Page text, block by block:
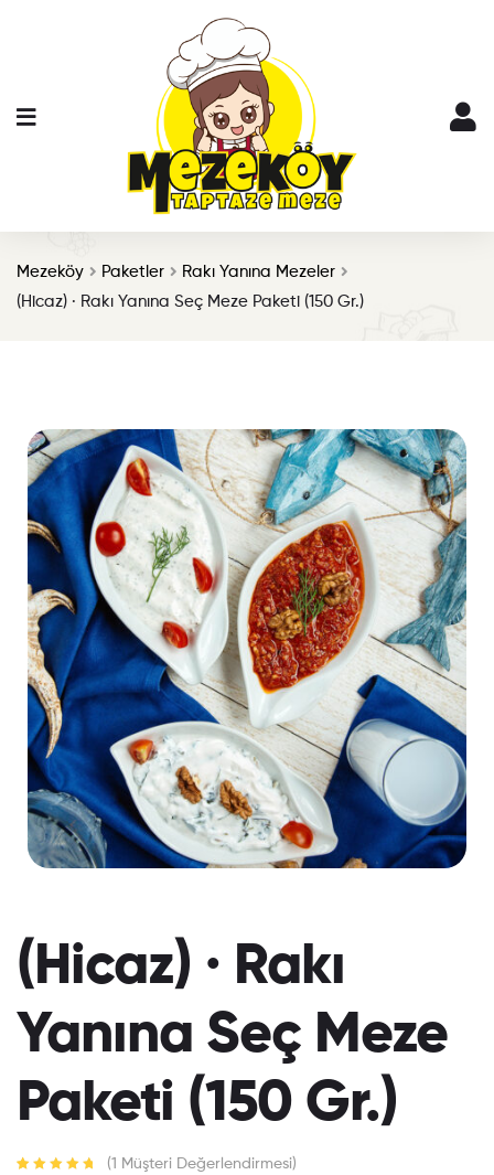
Mezeköy Paketler
Rakı Yanına Mezeler
(Hicaz) · Rakı Yanına Seç Meze Paketi (150 Gr.)
(Hicaz) · Rakı
Yanına Seç Meze
Paketi (150 Gr.)
(1 Müşteri Değerlendirmesi)